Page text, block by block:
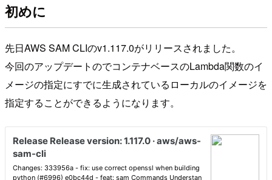
初めに
先日AWS SAM CLIのv1.117.0がリリースされました。
今回のアップデートのでコンテナベースのLambda関数のイ
メージの指定にすでに生成されているローカルのイメージを
指定することができるようになります。